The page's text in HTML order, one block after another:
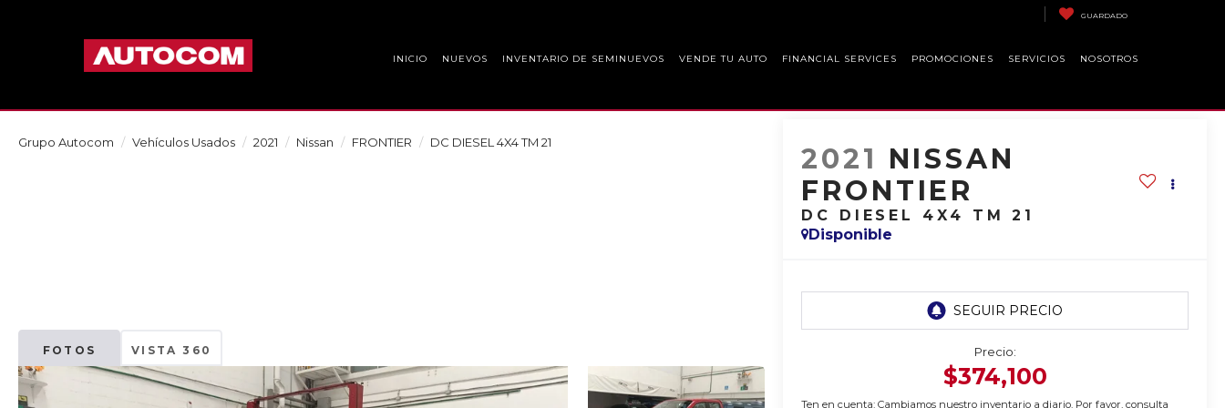
GUARDADO
INICIO NUEVOS INVENTARIO DE SEMINUEVOS VENDE TU AUTO FINANCIAL SERVICES PROMOCIONES SERVICIOS NOSOTROS
Grupo Autocom Vehículos Usados 2021 Nissan FRONTIER DC DIESEL 4X4 TM 21
FOTOS VISTA 360
2021 NISSAN
FRONTIER
DC DIESEL 4X4 TM 21
Disponible
Precio:
$374,100
Ten en cuenta: Cambiamos nuestro inventario a diario. Por favor, consulta